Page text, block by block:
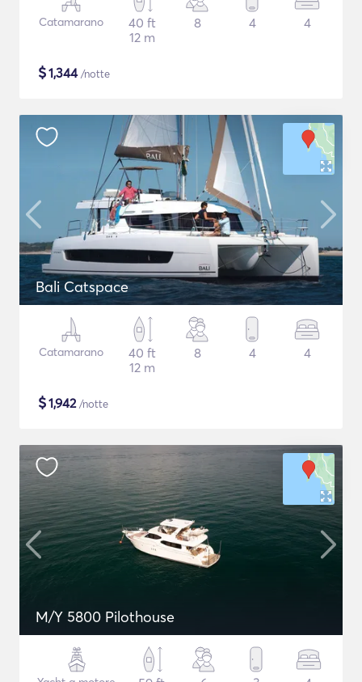
Catamarano
40 ft
12 m
8 4 4
$1,344/notte
Bali Catspace
Catamarano
40 ft
12 m
8 4 4
$1,942/notte
M/Y 5800 Pilothouse